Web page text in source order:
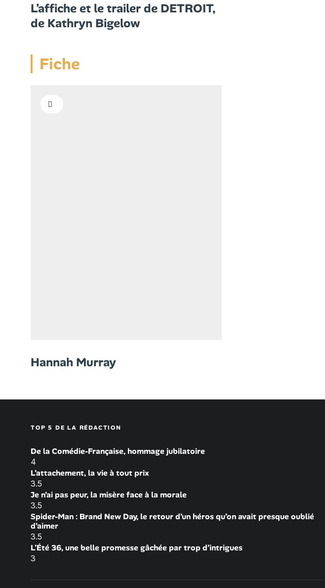
L’affiche et le trailer de DETROIT,
de Kathryn Bigelow
Fiche
Hannah Murray
TOP 5 DE LA RÉDACTION
De la Comédie-Française, hommage jubilatoire
4
L’attachement, la vie à tout prix
3.5
Je n’ai pas peur, la misère face à la morale
3.5
Spider-Man : Brand New Day, le retour d’un héros qu’on avait presque oublié
d’aimer
3.5
L’Été 36, une belle promesse gâchée par trop d’intrigues
3